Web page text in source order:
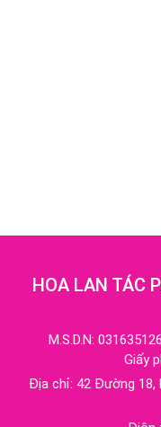
HOA LAN TÁC
M.S.D.N:
Giấy
Địa chỉ: 42 Đường 18,